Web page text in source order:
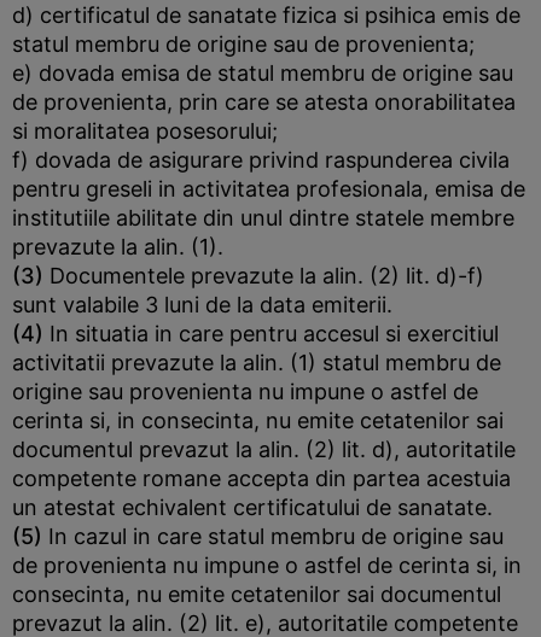
d) certificatul de sanatate fizica si psihica emis de
statul membru de origine sau de provenienta;
e) dovada emisa de statul membru de origine sau
de provenienta, prin care se atesta onorabilitatea
si moralitatea posesorului;
f) dovada de asigurare privind raspunderea civila
pentru greseli in activitatea profesionala, emisa de
institutiile abilitate din unul dintre statele membre
prevazute la alin. (1).
(3) Documentele prevazute la alin. (2) lit. d)-f)
sunt valabile 3 luni de la data emiterii.
(4) In situatia in care pentru accesul si exercitiul
activitatii prevazute la alin. (1) statul membru de
origine sau provenienta nu impune o astfel de
cerinta si, in consecinta, nu emite cetatenilor sai
documentul prevazut la alin. (2) lit. d), autoritatile
competente romane accepta din partea acestuia
un atestat echivalent certificatului de sanatate.
(5) In cazul in care statul membru de origine sau
de provenienta nu impune o astfel de cerinta si, in
consecinta, nu emite cetatenilor sai documentul
prevazut la alin. (2) lit. e), autoritatile competente